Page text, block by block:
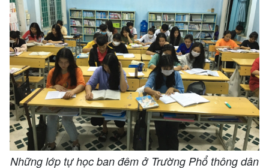
Những lớp tự học ban đêm ở Trường Phổ thông dân